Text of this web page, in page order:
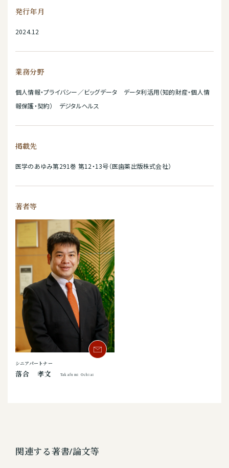
発行年月
2024.12
業務分野
個人情報・プライバシー／ビッグデータ データ利活用（知的財産・個人情
報保護・契約） デジタルヘルス
掲載先
医学のあゆみ第291巻 第12・13号（医歯薬出版株式会社）
著者等
シニアパートナー
落合 孝文 Takafumi Ochiai
関連する著書/論文等